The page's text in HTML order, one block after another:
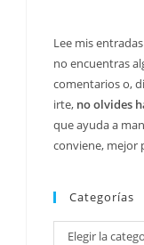
Lee mis
no encuentras
comentarios o,
irte, no olvides
que ayuda a
conviene, mejor
Categorías
Categorías
Elegir la